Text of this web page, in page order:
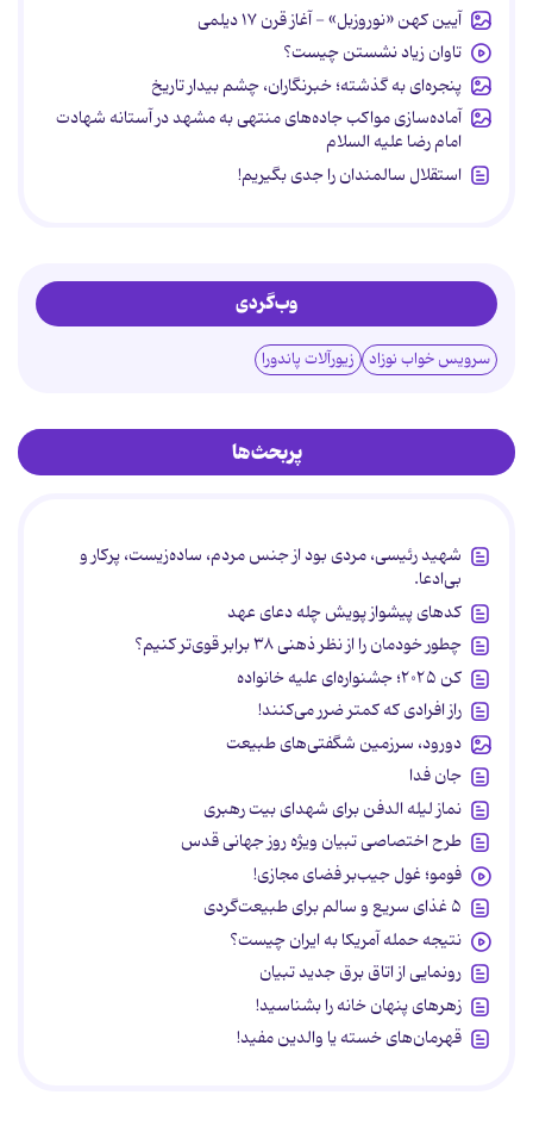
آیین کهن «نوروزبل» - آغاز قرن ۱۷ دیلمی
تاوان زیاد نشستن چیست؟
پنجره‌ای به گذشته؛ خبرنگاران، چشم بیدار تاریخ
آماده‌سازی مواکب جاده‌های منتهی به مشهد در آستانه شهادت
امام رضا علیه السلام
استقلال سالمندان را جدی بگیریم!
وب‌گردی
سرویس خواب نوزاد زیورآلات پاندورا
پربحث‌ها
شهید رئیسی، مردی بود از جنس مردم، ساده‌زیست، پرکار و
بی‌ادعا.
کدهای پیشواز پویش چله دعای عهد
چطور خودمان را از نظر ذهنی ۳۸ برابر قوی‌تر کنیم؟
کن ۲۰۲۵؛ جشنواره‌ای علیه خانواده
راز افرادی که کمتر ضرر می‌کنند!
دورود، سرزمین شگفتی‌های طبیعت
جان فدا
نماز لیله الدفن برای شهدای بیت رهبری
طرح اختصاصی تبیان ویژه روز جهانی قدس
فومو؛ غول جیب‌بر فضای مجازی!
۵ غذای سریع و سالم برای طبیعت‌گردی
نتیجه حمله آمریکا به ایران چیست؟
رونمایی از اتاق برق جدید تبیان
زهرهای پنهان خانه را بشناسید!
قهرمان‌های خسته یا والدین مفید!